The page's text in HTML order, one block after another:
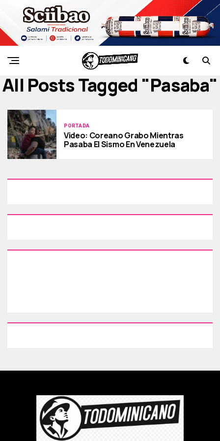
All Posts Tagged "pasaba"
PORTADA
Video: Coreano Grabo Mientras
Pasaba El Sismo En Venezuela